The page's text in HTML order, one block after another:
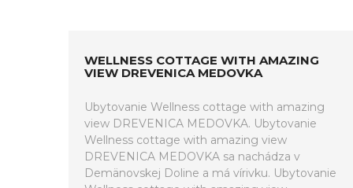
WELLNESS COTTAGE WITH AMAZING
VIEW DREVENICA MEDOVKA
Ubytovanie Wellness cottage with amazing
view DREVENICA MEDOVKA. Ubytovanie
Wellness cottage with amazing view
DREVENICA MEDOVKA sa nachádza v
Demänovskej Doline a má vírivku. Ubytovanie